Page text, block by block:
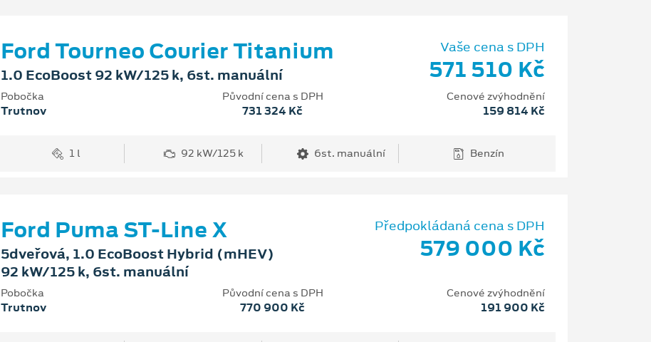
Ford Tourneo Courier Titanium
1.0 EcoBoost 92 kW/125 k, 6st. manuální
Vaše cena s DPH
571 510 Kč
Pobočka
Trutnov
Původní cena s DPH
731 324 Kč
Cenové zvýhodnění
159 814 Kč
1 l 92 kW/125 k 6st. manuální Benzín
Ford Puma ST-Line X
5dveřová, 1.0 EcoBoost Hybrid (mHEV)
92 kW/125 k, 6st. manuální
Předpokládaná cena s DPH
579 000 Kč
Pobočka
Trutnov
Původní cena s DPH
770 900 Kč
Cenové zvýhodnění
191 900 Kč